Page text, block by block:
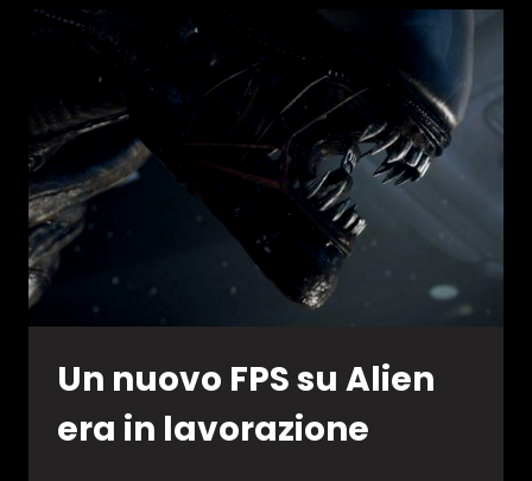
AL
LAVORO
SU
Un nuovo FPS su Alien
era in lavorazione